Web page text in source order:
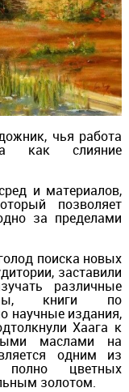
чья работа
как слияние
и материалов,
позволяет
за пределами
поиска новых
заставили
различные
книги по
научные издания,
Хаага к
маслами на
одним из
полно цветных
золотом.